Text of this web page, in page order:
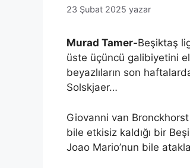
23 Şubat 2025 yazar
Murad Tamer-Beşiktaş
üste üçüncü galibiyetini
beyazlıların son
Solskjaer…
Giovanni van
bile etkisiz kaldığı bir
Joao Mario’nun bile